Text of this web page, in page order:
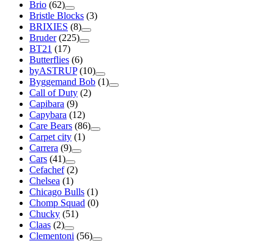
Brio (62)
Bristle Blocks (3)
BRIXIES (8)
Bruder (225)
BT21 (17)
Butterflies (6)
byASTRUP (10)
Byggemand Bob (1)
Call of Duty (2)
Capibara (9)
Capybara (12)
Care Bears (86)
Carpet city (1)
Carrera (9)
Cars (41)
Cefachef (2)
Chelsea (1)
Chicago Bulls (1)
Chomp Squad (0)
Chucky (51)
Claas (2)
Clementoni (56)